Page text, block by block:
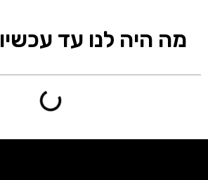
מה היה לנו עד עכשיו